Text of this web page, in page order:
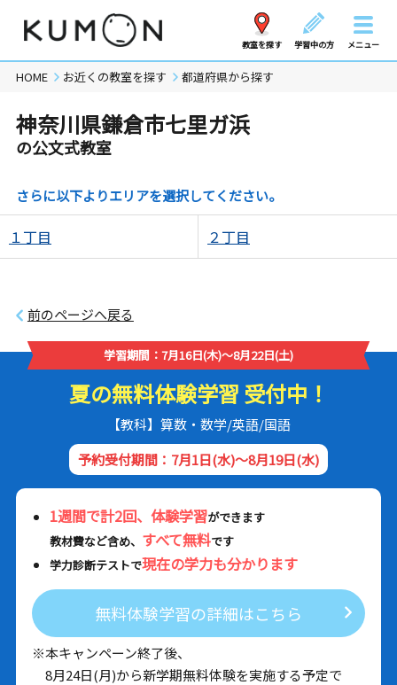
教室を探す 学習中の方 メニュー
HOME お近くの教室を探す 都道府県から探す
神奈川県鎌倉市七里ガ浜
の公文式教室
さらに以下よりエリアを選択してください。
１丁目 ２丁目
前のページへ戻る
学習期間：7月16日(木)～8月22日(土)
夏の無料体験学習 受付中！
【教科】算数・数学/英語/国語
予約受付期間：7月1日(水)～8月19日(水)
1週間で計2回、体験学習ができます
教材費など含め、 すべて無料です
学力診断テストで現在の学力も分かります
無料体験学習の詳細はこちら
※本キャンペーン終了後、
8月24日(月)から新学期無料体験を実施する予定で